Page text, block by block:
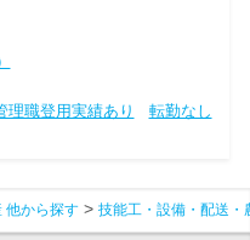
理職登用実績あり
転勤なし
他から探す 技能工・設備・配送・